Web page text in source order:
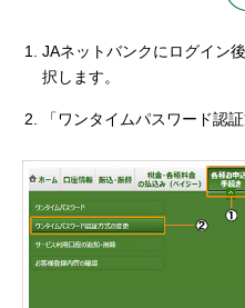
JAネットバンクにログイン
択します。
「ワンタイムパスワード認